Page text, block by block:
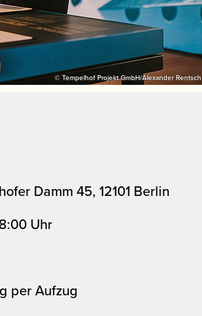
© Tempelhof Projekt GmbH/Alexander Rentsch
Damm 45, 12101 Berlin
Uhr
per Aufzug